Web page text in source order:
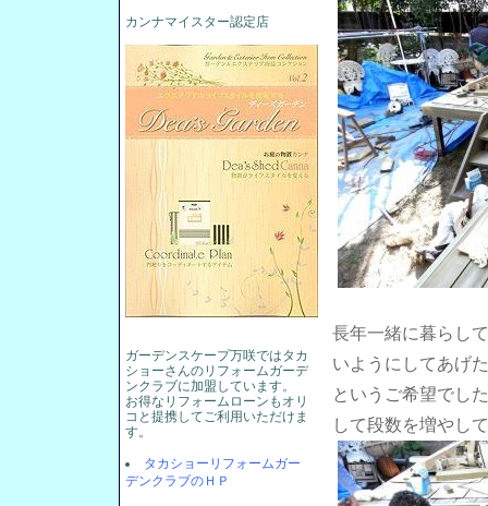
長年一緒に暮らし
いようにしてあげ
というご希望でし
して段数を増やし
カンナマイスター認定店
ガーデンスケープ万咲ではタカ
ショーさんのリフォームガーデ
ンクラブに加盟しています。
お得なリフォームローンもオリ
コと提携してご利用いただけま
す。
タカショーリフォームガー
デンクラブのＨＰ